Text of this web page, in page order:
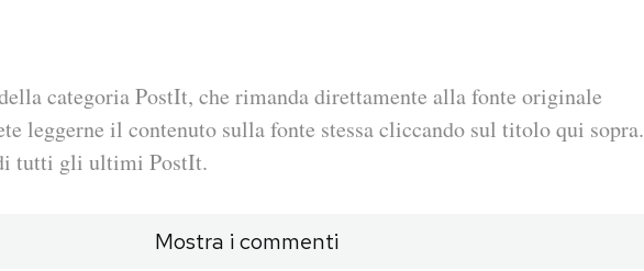
categoria PostIt, che rimanda direttamente alla fonte originale
leggerne il contenuto sulla fonte stessa cliccando sul titolo qui sopra.
tutti gli ultimi PostIt.
Mostra i commenti